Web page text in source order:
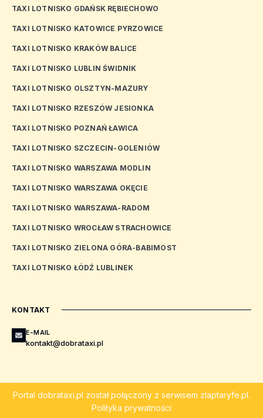
TAXI LOTNISKO GDAŃSK RĘBIECHOWO
TAXI LOTNISKO KATOWICE PYRZOWICE
TAXI LOTNISKO KRAKÓW BALICE
TAXI LOTNISKO LUBLIN ŚWIDNIK
TAXI LOTNISKO OLSZTYN-MAZURY
TAXI LOTNISKO RZESZÓW JESIONKA
TAXI LOTNISKO POZNAŃ ŁAWICA
TAXI LOTNISKO SZCZECIN-GOLENIÓW
TAXI LOTNISKO WARSZAWA MODLIN
TAXI LOTNISKO WARSZAWA OKĘCIE
TAXI LOTNISKO WARSZAWA-RADOM
TAXI LOTNISKO WROCŁAW STRACHOWICE
TAXI LOTNISKO ZIELONA GÓRA-BABIMOST
TAXI LOTNISKO ŁÓDŹ LUBLINEK
KONTAKT
E-MAIL
kontakt@dobrataxi.pl
Portal dobrataxi.pl został połączony z serwisem zlaptaryfe.pl.
Polityka prywatności